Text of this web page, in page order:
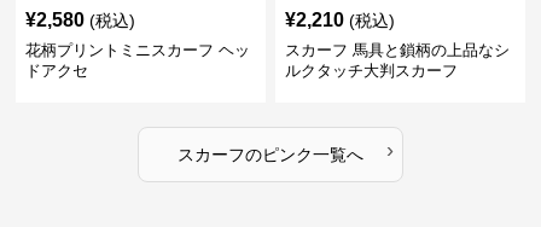
¥2,580 (税込)
花柄プリントミニスカーフ ヘッ
ドアクセ
¥2,210 (税込)
スカーフ 馬具と鎖柄の上品なシ
ルクタッチ大判スカーフ
スカーフのピンク一覧へ ›